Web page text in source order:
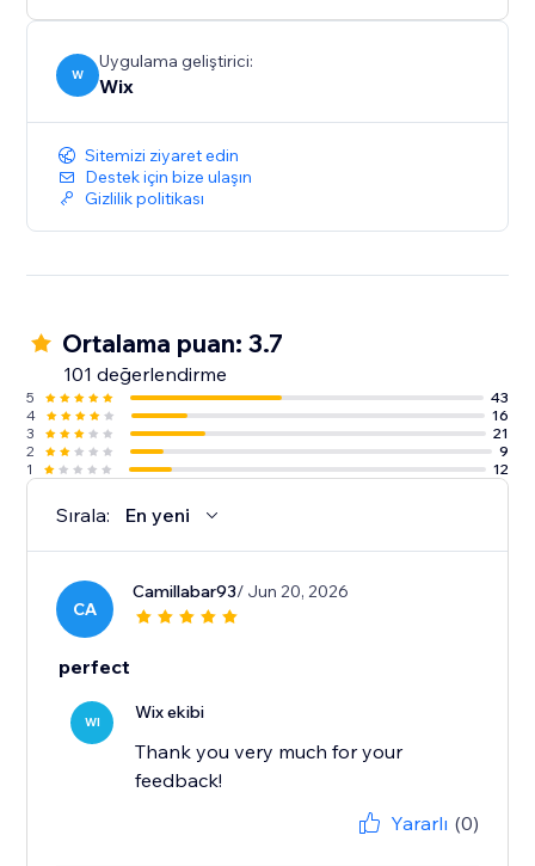
W
Uygulama geliştirici:
Wix
Sitemizi ziyaret edin
Destek için bize ulaşın
Gizlilik politikası
Ortalama puan: 3.7
101 değerlendirme
5
43
4
16
3
21
2
9
1
12
Sırala: En yeni
CA
Camillabar93/ Jun 20, 2026
perfect
WI Wix ekibi
Thank you very much for your
feedback!
Yararlı (0)